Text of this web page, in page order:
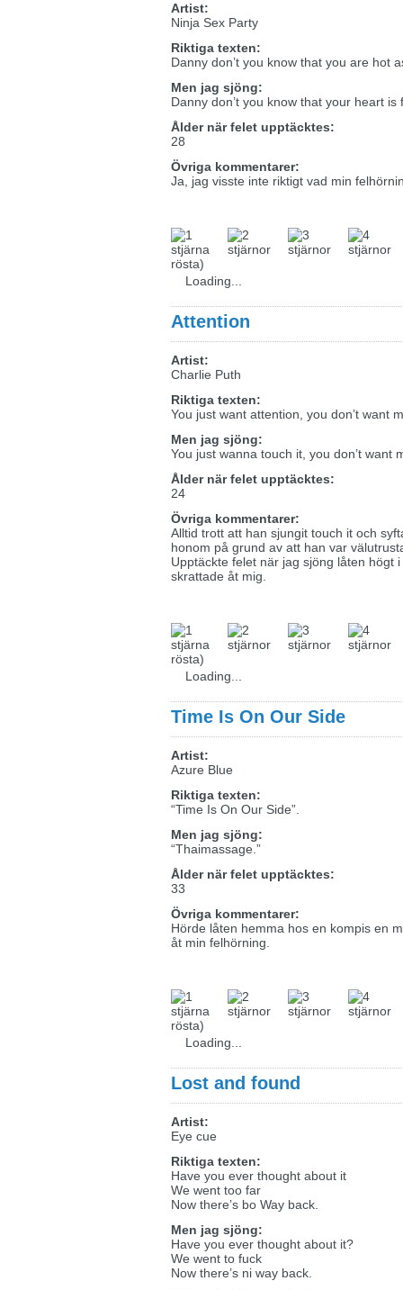
Artist:
Ninja Sex Party
Riktiga texten:
Danny don’t you know that you are hot
Men jag sjöng:
Danny don’t you know that your heart is
Ålder när felet upptäcktes:
28
Övriga kommentarer:
Ja, jag visste inte riktigt vad min
rösta)
Loading...
Attention
Artist:
Charlie Puth
Riktiga texten:
You just want attention, you don’t want
Men jag sjöng:
You just wanna touch it, you don’t want
Ålder när felet upptäcktes:
24
Övriga kommentarer:
Alltid trott att han sjungit touch it och
honom på grund av att han var
Upptäckte felet när jag sjöng låten högt
skrattade åt mig.
rösta)
Loading...
Time Is On Our Side
Artist:
Azure Blue
Riktiga texten:
“Time Is On Our Side”.
Men jag sjöng:
“Thaimassage.”
Ålder när felet upptäcktes:
33
Övriga kommentarer:
Hörde låten hemma hos en kompis en
åt min felhörning.
rösta)
Loading...
Lost and found
Artist:
Eye cue
Riktiga texten:
Have you ever thought about it
We went too far
Now there’s bo Way back.
Men jag sjöng:
Have you ever thought about it?
We went to fuck
Now there’s ni way back.